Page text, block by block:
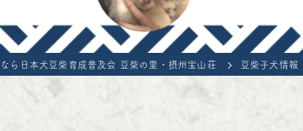
Standard of Mame-Shiba Inu
Export cost
ら日本犬豆柴育成普及会 豆柴の里・摂州宝山荘 豆柴子犬情報